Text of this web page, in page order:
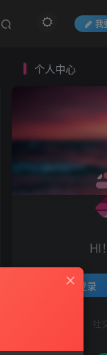
我
个人中心
HI
登录
社